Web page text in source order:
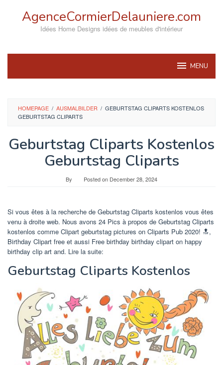
AgenceCormierDelauniere.com
Idées Home Designs idées de meubles d'intérieur
MENU
HOMEPAGE / AUSMALBILDER / GEBURTSTAG CLIPARTS KOSTENLOS
GEBURTSTAG CLIPARTS
Geburtstag Cliparts Kostenlos
Geburtstag Cliparts
By Posted on December 28, 2024
Si vous êtes à la recherche de Geburtstag Cliparts kostenlos vous êtes
venu à droite web. Nous avons 24 Pics à propos de Geburtstag Cliparts
kostenlos comme Clipart geburtstag pictures on Cliparts Pub 2020! 🔝,
Birthday Clipart free et aussi Free birthday birthday clipart on happy
birthday clip art and. Lire la suite:
Geburtstag Cliparts Kostenlos